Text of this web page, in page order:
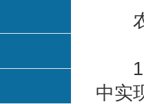
农
1.
中实